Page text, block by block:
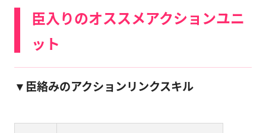
臣入りのオススメアクションユニ
ット
▼臣絡みのアクションリンクスキル